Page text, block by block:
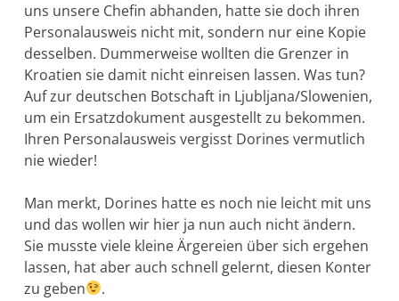
uns unsere Chefin abhanden, hatte sie doch ihren
Personalausweis nicht mit, sondern nur eine Kopie
desselben. Dummerweise wollten die Grenzer in
Kroatien sie damit nicht einreisen lassen. Was tun?
Auf zur deutschen Botschaft in Ljubljana/Slowenien,
um ein Ersatzdokument ausgestellt zu bekommen.
Ihren Personalausweis vergisst Dorines vermutlich
nie wieder!
Man merkt, Dorines hatte es noch nie leicht mit uns
und das wollen wir hier ja nun auch nicht ändern.
Sie musste viele kleine Ärgereien über sich ergehen
lassen, hat aber auch schnell gelernt, diesen Konter
zu geben
.